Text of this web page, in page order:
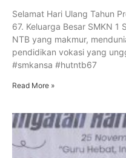
Selamat Hari Ulang Tahun
67. Keluarga Besar SMKN 1
NTB yang makmur,
pendidikan vokasi yang
#smkansa #hutntb67
Read More »